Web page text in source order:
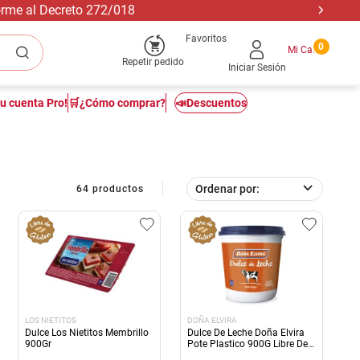
al Decreto 272/018
Repetir pedido
Favoritos
Iniciar Sesión
0
cuenta Pro! 🛒¿Cómo comprar? 📣Descuentos
64 productos Ordenar por
LOS NIETITOS
Dulce Los Nietitos Membrillo
900Gr
DOÑA ELVIRA
Dulce De Leche Doña Elvira
Pote Plastico 900G Libre De